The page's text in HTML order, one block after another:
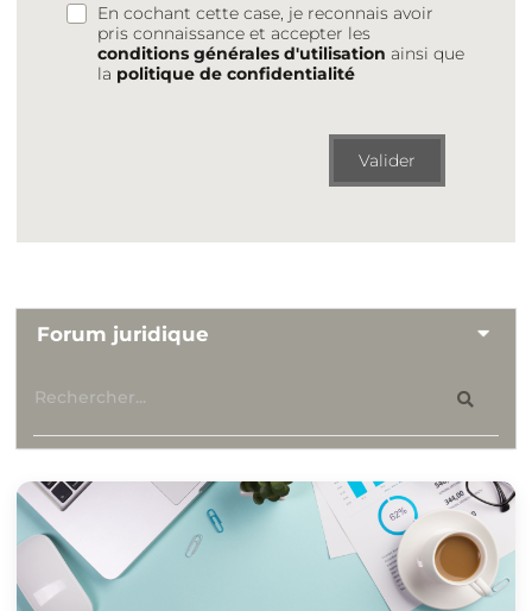
En cochant cette case, je reconnais avoir
pris connaissance et accepter les
conditions générales d'utilisation ainsi que
la politique de confidentialité
Valider
Forum juridique